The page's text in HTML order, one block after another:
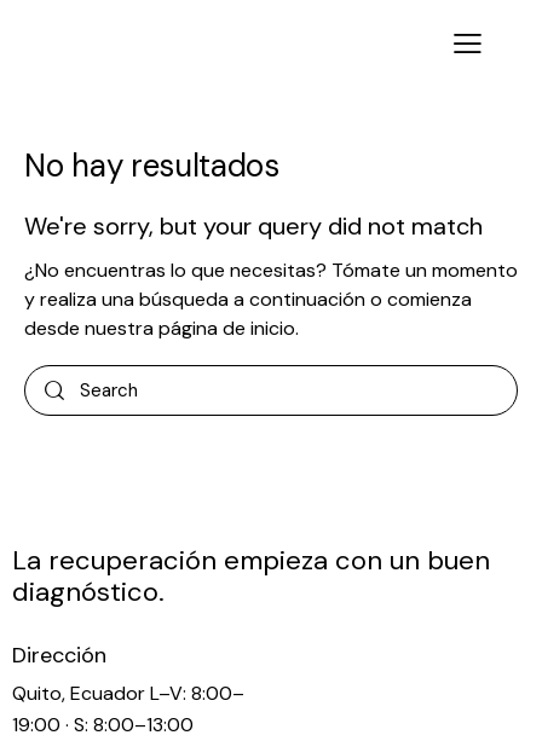
No hay resultados
We're sorry, but your query did not match
¿No encuentras lo que necesitas? Tómate un momento
y realiza una búsqueda a continuación o comienza
desde nuestra página de inicio.
La recuperación empieza con un buen
diagnóstico.
Dirección
Quito, Ecuador L–V: 8:00–
19:00 · S: 8:00–13:00